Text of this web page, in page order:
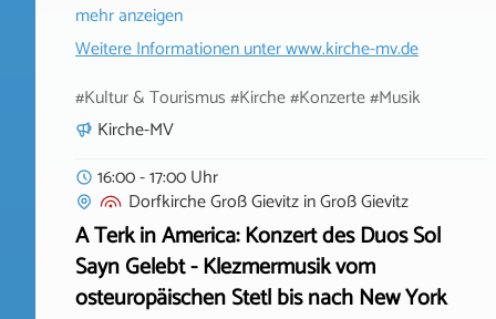
mehr anzeigen
Weitere Informationen unterwww.kirche-mv.de
#Kultur & Tourismus #Kirche #Konzerte #Musik
Kirche-MV
16:00 - 17:00 Uhr
Dorfkirche Groß GievitzinGroß Gievitz
A Terk in America: Konzert des Duos Sol
Sayn Gelebt - Klezmermusik vom
osteuropäischen Stetl bis nach New York